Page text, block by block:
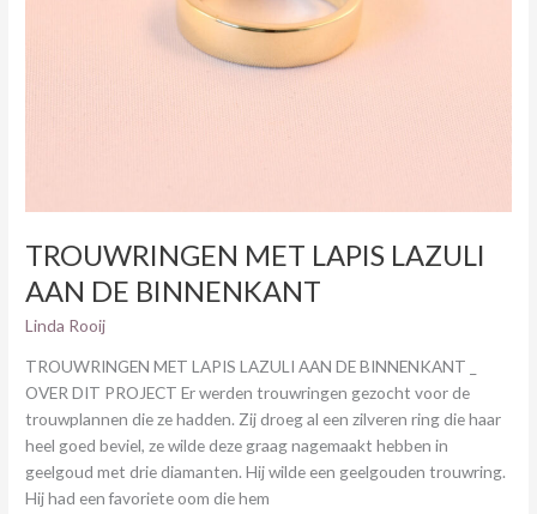
TROUWRINGEN MET LAPIS LAZULI
AAN DE BINNENKANT
Linda Rooij
TROUWRINGEN MET LAPIS LAZULI AAN DE BINNENKANT _
OVER DIT PROJECT Er werden trouwringen gezocht voor de
trouwplannen die ze hadden. Zij droeg al een zilveren ring die haar
heel goed beviel, ze wilde deze graag nagemaakt hebben in
geelgoud met drie diamanten. Hij wilde een geelgouden trouwring.
Hij had een favoriete oom die hem